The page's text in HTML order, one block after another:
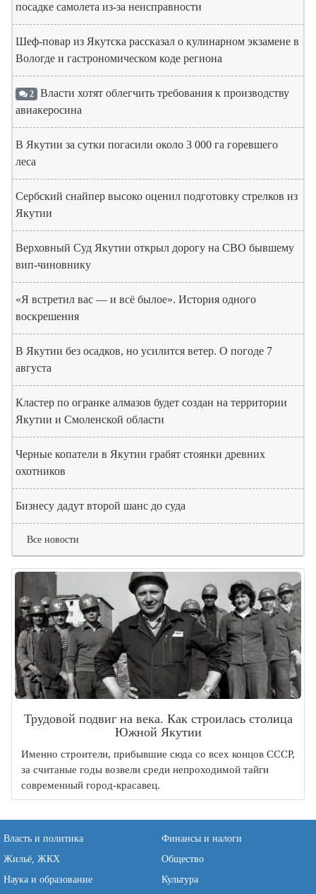
посадке самолета из-за неисправности
Шеф-повар из Якутска рассказал о кулинарном экзамене в
Вологде и гастрономическом коде региона
2 Власти хотят облегчить требования к производству
авиакеросина
В Якутии за сутки погасили около 3 000 га горевшего
леса
Сербский снайпер высоко оценил подготовку стрелков из
Якутии
Верховный Суд Якутии открыл дорогу на СВО бывшему
вип-чиновнику
«Я встретил вас — и всё былое». История одного
воскрешения
В Якутии без осадков, но усилится ветер. О погоде 7
августа
Кластер по огранке алмазов будет создан на территории
Якутии и Смоленской области
Черные копатели в Якутии грабят стоянки древних
охотников
Бизнесу дадут второй шанс до суда
Все новости
Трудовой подвиг на века. Как строилась столица
Южной Якутии
Именно строители, прибывшие сюда со всех концов СССР,
за считаные годы возвели среди непроходимой тайги
современный город-красавец.
Власть и политика
Финансы и налоги
Жильё, ЖКХ
Общество
Наука и образование
Культура